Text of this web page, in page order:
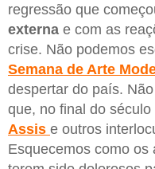
regressão que
externa e com as
crise. Não podemos
Semana de Arte
despertar do país.
que, no final do
Assis e outros
Esquecemos como os